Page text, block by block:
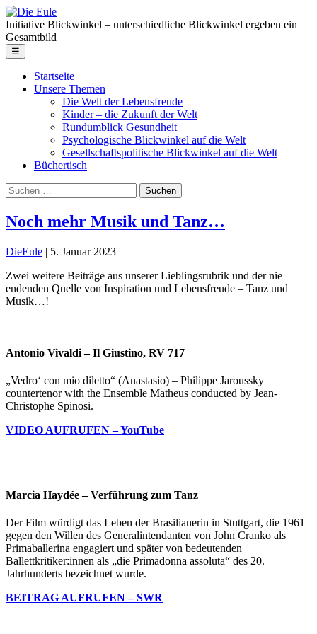
Skip
to
the
content
Die
Eule
Initiative Blickwinkel – unterschiedliche Blickwinkel ergeben ein
Gesamtbild
☰
Startseite
Unsere Themen
Die Welt der Lebensfreude
Kinder – die Zukunft der Welt
Rundumblick Gesundheit
Psychologische Blickwinkel auf die Welt
Gesellschaftspolitische Blickwinkel auf die Welt
Büchertisch
Suche
nach:
Noch mehr Musik und Tanz…
DieEule | 5. Januar 2023
Zwei weitere Beiträge aus unserer Lieblingsrubrik und der nie
endenden Quelle von Inspiration und Lebensfreude – Tanz und
Musik…!
Antonio Vivaldi – Il Giustino, RV 717
„Vedro‘ con mio diletto“ (Anastasio) – Philippe Jaroussky
countertenor with the Ensemble Matheus conducted by Jean-
Christophe Spinosi.
VIDEO AUFRUFEN – YouTube
Marcia Haydée – Verführung zum Tanz
Der Film würdigt das Leben der Brasilianerin in Stuttgart, die 1961
gegen den Willen des Generalintendanten von John Cranko als
Primaballerina engagiert und später von bedeutenden
Ballettkritiker:innen als „die Primadonna assoluta“ des 20.
Jahrhunderts bezeichnet wurde.
BEITRAG AUFRUFEN – SWR